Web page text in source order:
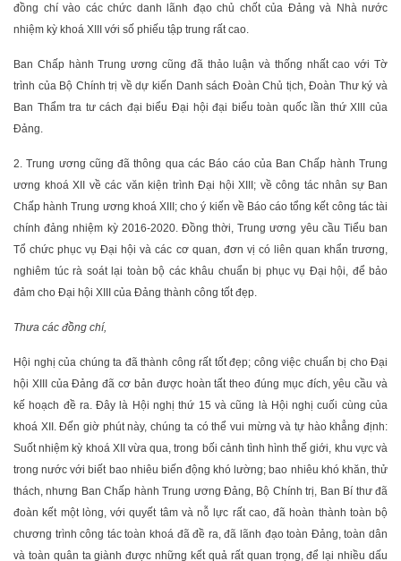
đồng chí vào các chức danh lãnh đạo chủ chốt của Đảng và Nhà nước
nhiệm kỳ khoá XIII với số phiếu tập trung rất cao.
Ban Chấp hành Trung ương cũng đã thảo luận và thống nhất cao với Tờ
trình của Bộ Chính trị về dự kiến Danh sách Đoàn Chủ tịch, Đoàn Thư ký và
Ban Thẩm tra tư cách đại biểu Đại hội đại biểu toàn quốc lần thứ XIII của
Đảng.
2. Trung ương cũng đã thông qua các Báo cáo của Ban Chấp hành Trung
ương khoá XII về các văn kiện trình Đại hội XIII; về công tác nhân sự Ban
Chấp hành Trung ương khoá XIII; cho ý kiến về Báo cáo tổng kết công tác tài
chính đảng nhiệm kỳ 2016-2020. Đồng thời, Trung ương yêu cầu Tiểu ban
Tổ chức phục vụ Đại hội và các cơ quan, đơn vị có liên quan khẩn trương,
nghiêm túc rà soát lại toàn bộ các khâu chuẩn bị phục vụ Đại hội, để bảo
đảm cho Đại hội XIII của Đảng thành công tốt đẹp.
Thưa các đồng chí,
Hội nghị của chúng ta đã thành công rất tốt đẹp; công việc chuẩn bị cho Đại
hội XIII của Đảng đã cơ bản được hoàn tất theo đúng mục đích, yêu cầu và
kế hoạch đề ra. Đây là Hội nghị thứ 15 và cũng là Hội nghị cuối cùng của
khoá XII. Đến giờ phút này, chúng ta có thể vui mừng và tự hào khẳng định:
Suốt nhiệm kỳ khoá XII vừa qua, trong bối cảnh tình hình thế giới, khu vực và
trong nước với biết bao nhiêu biến động khó lường; bao nhiêu khó khăn, thử
thách, nhưng Ban Chấp hành Trung ương Đảng, Bộ Chính trị, Ban Bí thư đã
đoàn kết một lòng, với quyết tâm và nỗ lực rất cao, đã hoàn thành toàn bộ
chương trình công tác toàn khoá đã đề ra, đã lãnh đạo toàn Đảng, toàn dân
và toàn quân ta giành được những kết quả rất quan trọng, để lại nhiều dấu